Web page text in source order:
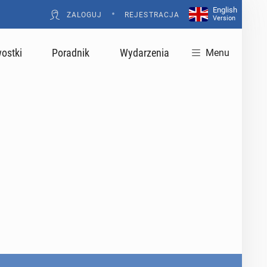
ZALOGUJ • REJESTRACJA
English
Version
Poradnik Wydarzenia Menu